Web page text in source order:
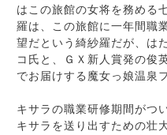
はこの旅館の女将を務める
羅は、この旅館に一年間職
望だという綺紗羅だが、
コ氏と、ＧＸ新人賞発の俊
でお届けする魔女っ娘温泉
キサラの職業研修期間が
キサラを送り出すための壮